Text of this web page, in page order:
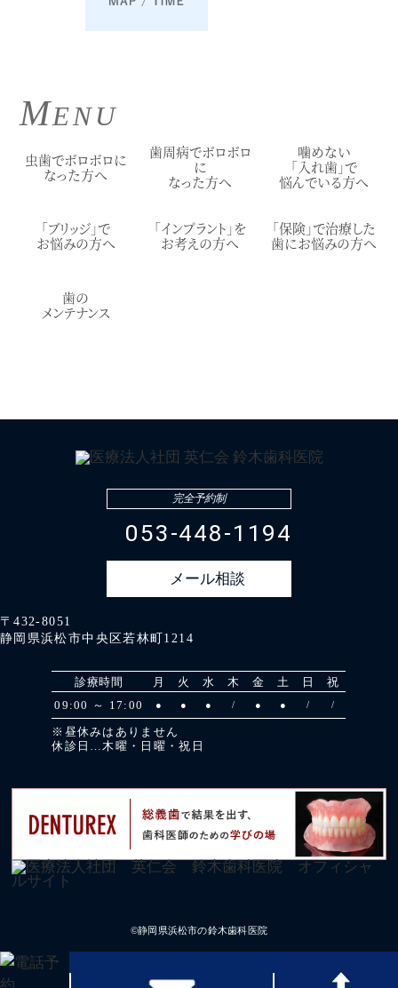
MENU
虫歯でボロボロに
なった方へ
歯周病でボロボロ
に
なった方へ
噛めない
「入れ歯」で
悩んでいる方へ
「ブリッジ」で
お悩みの方へ
「インプラント」を
お考えの方へ
「保険」で治療した
歯にお悩みの方へ
歯の
メンテナンス
完全予約制
053‐448‐1194
メール相談
〒432-8051
静岡県浜松市中央区若林町1214
診療時間 月 火 水 木 金 土 日
祝
09:00 ～ 17:00
● ● ● / ● ● / /
※昼休みはありません
休診日…木曜・日曜・祝日
©静岡県浜松市の鈴木歯科医院